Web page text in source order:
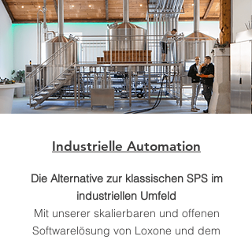
Industrielle Automation
Die Alternative zur klassischen SPS im
industriellen Umfeld
Mit unserer skalierbaren und offenen
Softwarelösung von Loxone und dem